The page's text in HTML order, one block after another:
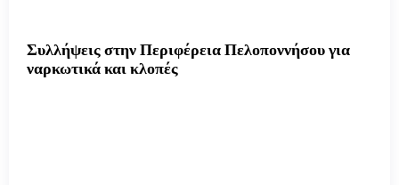
Συλλήψεις στην Περιφέρεια Πελοποννήσου για
ναρκωτικά και κλοπές